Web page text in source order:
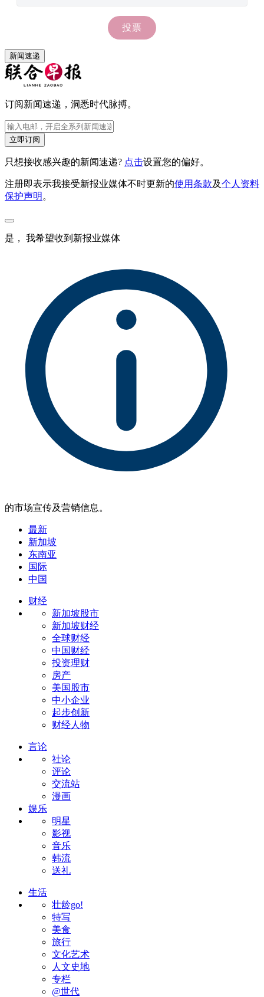
新闻速递
订阅新闻速递，洞悉时代脉搏。
立即订阅
只想接收感兴趣的新闻速递? 点击设置您的偏好。
注册即表示我接受新报业媒体不时更新的使用条款及个人资料
保护声明 。
是， 我希望收到新报业媒体
的市场宣传及营销信息。
最新
新加坡
东南亚
国际
中国
财经
新加坡股市
新加坡财经
全球财经
中国财经
投资理财
房产
美国股市
中小企业
起步创新
财经人物
言论
社论
评论
交流站
漫画
娱乐
明星
影视
音乐
韩流
送礼
生活
壮龄go!
特写
美食
旅行
文化艺术
人文史地
专栏
@世代